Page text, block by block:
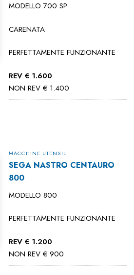
MODELLO 700 SP
CARENATA
PERFETTAMENTE FUNZIONANTE
REV € 1.600
NON REV € 1.400
MACCHINE UTENSILI
SEGA NASTRO CENTAURO
800
MODELLO 800
PERFETTAMENTE FUNZIONANTE
REV € 1.200
NON REV € 900